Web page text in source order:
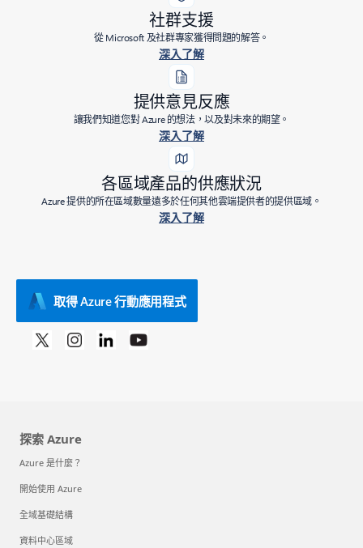
社群支援
從 Microsoft 及社群專家獲得問題的解答。
深入了解
提供意見反應
讓我們知道您對 Azure 的想法，以及對未來的期望。
深入了解
各區域產品的供應狀況
Azure 提供的所在區域數量遠多於任何其他雲端提供者的提供區域。
深入了解
取得 Azure 行動應用程式
探索 Azure
Azure 是什麼？
開始使用 Azure
全域基礎結構
資料中心區域